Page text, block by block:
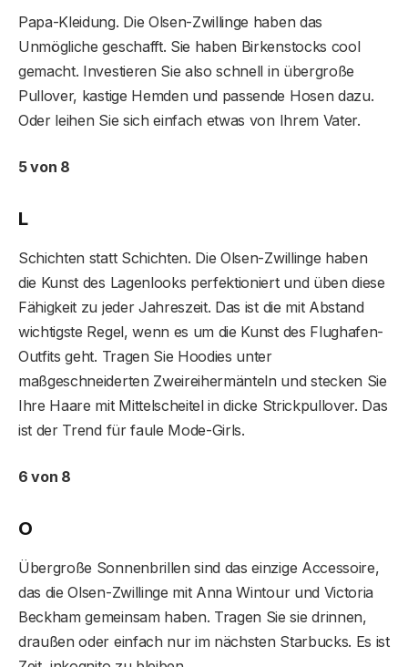
Papa-Kleidung. Die Olsen-Zwillinge haben das
Unmögliche geschafft. Sie haben Birkenstocks cool
gemacht. Investieren Sie also schnell in übergroße
Pullover, kastige Hemden und passende Hosen dazu.
Oder leihen Sie sich einfach etwas von Ihrem Vater.
5 von 8
L
Schichten statt Schichten. Die Olsen-Zwillinge haben
die Kunst des Lagenlooks perfektioniert und üben diese
Fähigkeit zu jeder Jahreszeit. Das ist die mit Abstand
wichtigste Regel, wenn es um die Kunst des Flughafen-
Outfits geht. Tragen Sie Hoodies unter
maßgeschneiderten Zweireihermänteln und stecken Sie
Ihre Haare mit Mittelscheitel in dicke Strickpullover. Das
ist der Trend für faule Mode-Girls.
6 von 8
O
Übergroße Sonnenbrillen sind das einzige Accessoire,
das die Olsen-Zwillinge mit Anna Wintour und Victoria
Beckham gemeinsam haben. Tragen Sie sie drinnen,
draußen oder einfach nur im nächsten Starbucks. Es ist